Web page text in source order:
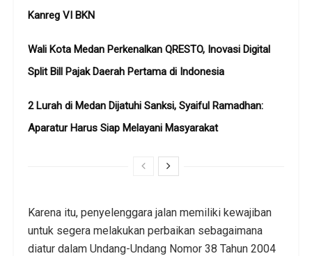
Kanreg VI BKN
Wali Kota Medan Perkenalkan QRESTO, Inovasi Digital
Split Bill Pajak Daerah Pertama di Indonesia
2 Lurah di Medan Dijatuhi Sanksi, Syaiful Ramadhan:
Aparatur Harus Siap Melayani Masyarakat
Karena itu, penyelenggara jalan memiliki kewajiban
untuk segera melakukan perbaikan sebagaimana
diatur dalam Undang-Undang Nomor 38 Tahun 2004